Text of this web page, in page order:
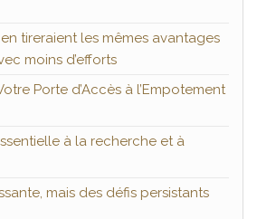
tireraient les mêmes avantages
moins d’efforts
Porte d’Accès à l’Empotement
à la recherche et à
mais des défis persistants